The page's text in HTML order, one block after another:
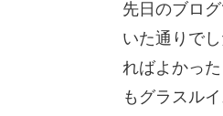
先日のブロ
いた通りで
ればよかっ
もグラスル